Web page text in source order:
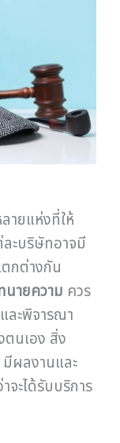
ายแห่งที่ให้
ะบริษัทอาจมี
ตกต่างกัน
ายความ ควร
ละพิจารณา
ตนเอง สิ่ง
ผลงานและ
จะได้รับบริการ